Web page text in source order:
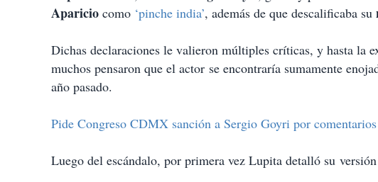
Aparicio como ‘pinche india’, además de que descalificaba su
Dichas declaraciones le valieron múltiples críticas, y hasta la
muchos pensaron que el actor se encontraría sumamente
año pasado.
Pide Congreso CDMX sanción a Sergio Goyri por
Luego del escándalo, por primera vez Lupita detalló su